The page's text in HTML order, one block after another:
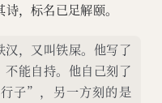
，标名已足解颐。
，又叫铁屎。他写了
能自持。他自己刻了
子”，另一方刻的是